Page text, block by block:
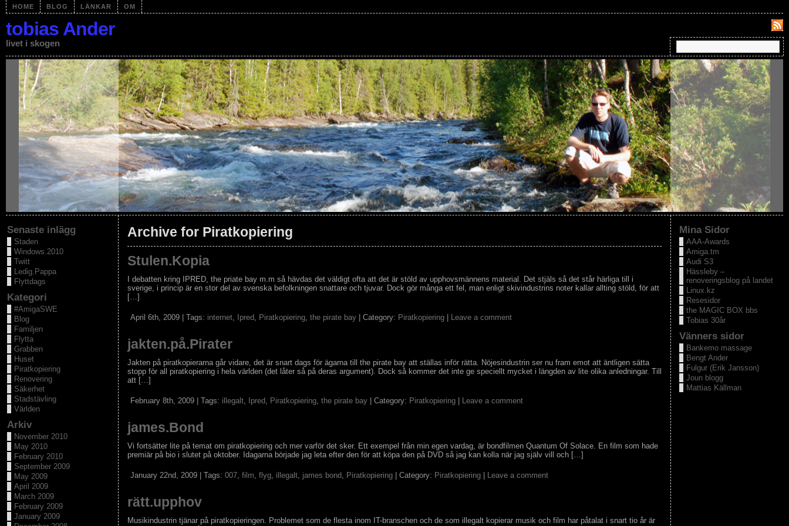
HOME BLOG LÄNKAR OM
tobias Ander
livet i skogen
Archive for Piratkopiering
Stulen.Kopia
I debatten kring IPRED, the priate bay m.m så hävdas det väldigt ofta att det är stöld av upphovsmännens material. Det stjäls så det står härliga till i
sverige, i princip är en stor del av svenska befolkningen snattare och tjuvar. Dock gör många ett fel, man enligt skivindustrins noter kallar allting stöld, för att
[…]
April 6th, 2009 | Tags: internet, Ipred, Piratkopiering, the pirate bay | Category: Piratkopiering Leave a comment
jakten.på.Pirater
Jakten på piratkopierarna går vidare, det är snart dags för ägarna till the pirate bay att ställas inför rätta. Nöjesindustrin ser nu fram emot att äntligen sätta
stopp för all piratkopiering i hela världen (det låter så på deras argument). Dock så kommer det inte ge speciellt mycket i längden av lite olika anledningar. Till
att […]
February 8th, 2009 | Tags: illegalt, Ipred, Piratkopiering, the pirate bay | Category: Piratkopiering Leave a comment
james.Bond
Vi fortsätter lite på temat om piratkopiering och mer varför det sker. Ett exempel från min egen vardag, är bondfilmen Quantum Of Solace. En film som hade
premiär på bio i slutet på oktober. Idagarna började jag leta efter den för att köpa den på DVD så jag kan kolla när jag själv vill och […]
January 22nd, 2009 | Tags: 007, film, flyg, illegalt, james bond, Piratkopiering | Category: Piratkopiering Leave a comment
rätt.upphov
Musikindustrin tjänar på piratkopieringen. Problemet som de flesta inom IT-branschen och de som illegalt kopierar musik och film har påtalat i snart tio år är
Senaste inlägg
Staden
Windows.2010
Twitt
Ledig.Pappa
Flyttdags
Kategori
#AmigaSWE
Blog
Familjen
Flytta
Grabben
Huset
Piratkopiering
Renovering
Säkerhet
Stadstävling
Världen
Arkiv
November 2010
May 2010
February 2010
September 2009
May 2009
April 2009
March 2009
February 2009
January 2009
Mina Sidor
AAA-Awards
Amiga.tm
Audi S3
Hässleby –
renoveringsblog på landet
Linux.kz
Resesidor
the MAGIC BOX bbs
Tobias 30år
Vänners sidor
Bankemo massage
Bengt Ander
Fulgur (Erik Jansson)
Joun blogg
Mattias Källman